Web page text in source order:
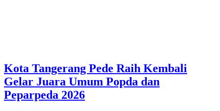
Kota Tangerang Pede Raih Kembali
Gelar Juara Umum Popda dan
Peparpeda 2026